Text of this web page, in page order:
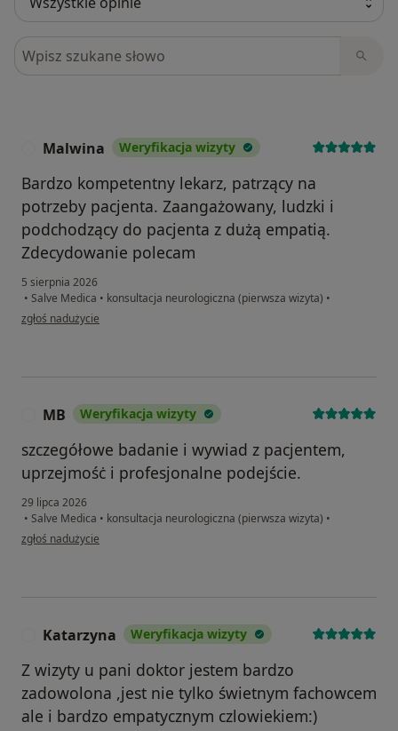
Szukaj w opiniach
Malwina Weryfikacja wizyty
Bardzo kompetentny lekarz, patrzący na
potrzeby pacjenta. Zaangażowany, ludzki i
podchodzący do pacjenta z dużą empatią.
Zdecydowanie polecam
5 sierpnia 2026
• Salve Medica • konsultacja neurologiczna (pierwsza wizyta) •
w opinii użytkownika Malwina
zgłoś nadużycie
MB Weryfikacja wizyty
szczegółowe badanie i wywiad z pacjentem,
uprzejmośċ i profesjonalne podejście.
29 lipca 2026
• Salve Medica • konsultacja neurologiczna (pierwsza wizyta) •
w opinii użytkownika MB
zgłoś nadużycie
Katarzyna Weryfikacja wizyty
Z wizyty u pani doktor jestem bardzo
zadowolona ,jest nie tylko świetnym fachowcem
ale i bardzo empatycznym czlowiekiem:)